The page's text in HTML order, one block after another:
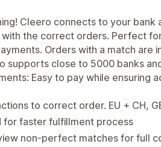
Cleero connects to your bank
the correct orders. Perfect
Orders with a match are
supports close to 5000 banks
Easy to pay while ensuring
to correct order. EU + CH,
for faster fulfillment process
non-perfect matches for full